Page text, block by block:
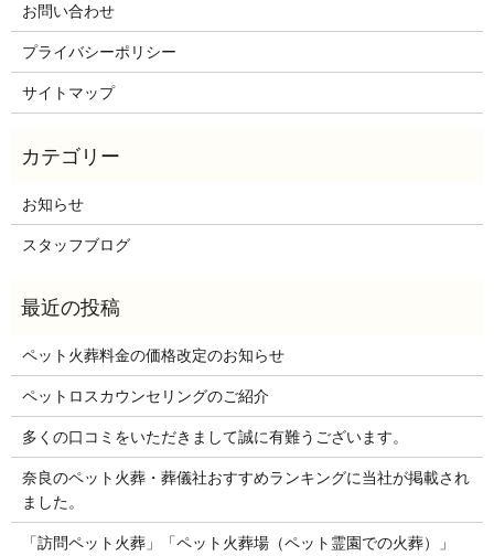
お問い合わせ
プライバシーポリシー
サイトマップ
お知らせ
スタッフブログ
ペット火葬料金の価格改定のお知らせ
ペットロスカウンセリングのご紹介
多くの口コミをいただきまして誠に有難うございます。
奈良のペット火葬・葬儀社おすすめランキングに当社が掲載され
ました。
「訪問ペット火葬」「ペット火葬場（ペット霊園での火葬）」